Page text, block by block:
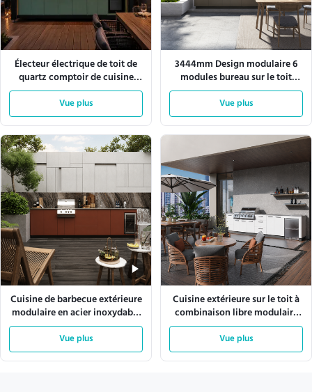
Électeur électrique de toit de
quartz comptoir de cuisine
extérieure armoire en
aluminium
Vue plus
3444mm Design modulaire 6
modules bureau sur le toit
cuisine extérieure
Vue plus
Cuisine de barbecue extérieure
modulaire en acier inoxydable
304 pour utilisation dans un
club-house
Vue plus
Cuisine extérieure sur le toit à
combinaison libre modulaire
pour la vie en jardin
Vue plus